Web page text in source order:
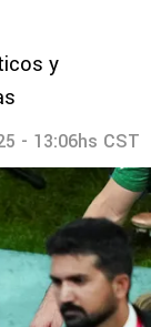
y
- 13:06hs CST